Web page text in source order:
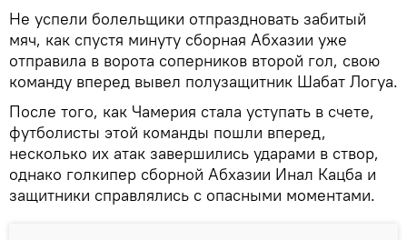
Не успели болельщики отпраздновать забитый
мяч, как спустя минуту сборная Абхазии уже
отправила в ворота соперников второй гол, свою
команду вперед вывел полузащитник Шабат Логуа.
После того, как Чамерия стала уступать в счете,
футболисты этой команды пошли вперед,
несколько их атак завершились ударами в створ,
однако голкипер сборной Абхазии Инал Кацба и
защитники справлялись с опасными моментами.